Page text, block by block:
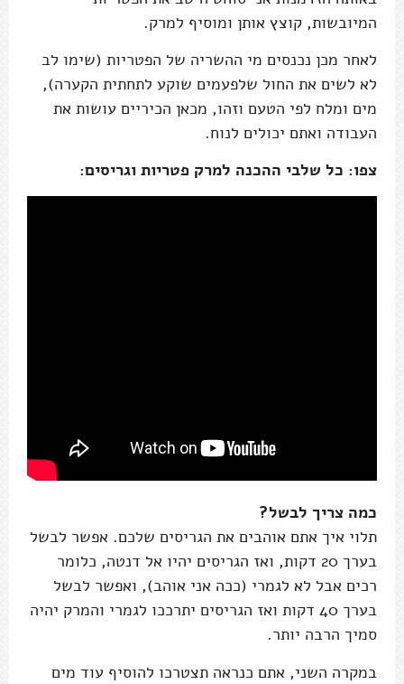
המיובשות, קוצץ אותן ומוסיף למרק.
לאחר מכן נכנסים מי ההשריה של הפטריות (שימו לב
לא לשים את החול שלפעמים שוקע לתחתית הקערה),
מים ומלח לפי הטעם וזהו, מכאן הכיריים עושות את
העבודה ואתם יכולים לנוח.
צפו: כל שלבי ההכנה למרק פטריות וגריסים:
כמה צריך לבשל?
תלוי איך אתם אוהבים את הגריסים שלכם. אפשר לבשל
בערך 20 דקות, ואז הגריסים יהיו אל דנטה, כלומר
רכים אבל לא לגמרי (ככה אני אוהב), ואפשר לבשל
בערך 40 דקות ואז הגריסים יתרככו לגמרי והמרק יהיה
סמיך הרבה יותר.
במקרה השני, אתם כנראה תצטרכו להוסיף עוד מים